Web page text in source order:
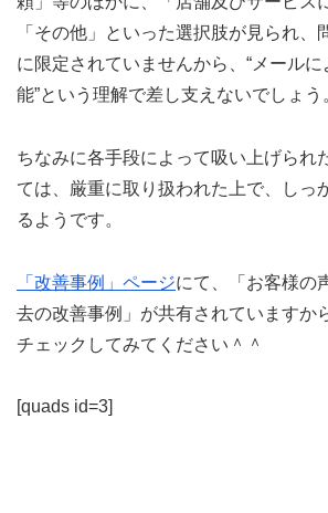
「その他」といった選択肢が見られ、
に限定されていませんから、“メール
能”という理解で差し支えないでしょう
ちなみに各手段によって吸い上げられ
ては、厳重に取り扱われた上で、しっ
るようです。
「改善事例」ページにて、「お客様の
去の改善事例」が共有されていますか
チェックしてみてください＾＾
[quads id=3]